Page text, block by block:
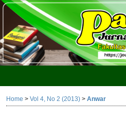
Home > Vol 4, No 2 (2013) > Anwar